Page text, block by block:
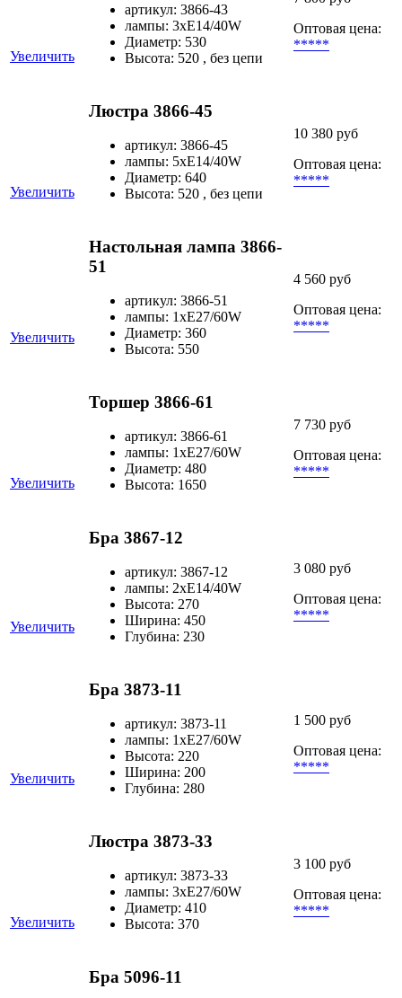
Увеличить
артикул: 3866-43
лампы: 3хЕ14/40W
Диаметр: 530
Высота: 520 , без цепи
Оптовая цена:
*****
Увеличить
Люстра 3866-45
артикул: 3866-45
лампы: 5хЕ14/40W
Диаметр: 640
Высота: 520 , без цепи
10 380 руб
Оптовая цена:
*****
Увеличить
Настольная лампа 3866-
51
артикул: 3866-51
лампы: 1хЕ27/60W
Диаметр: 360
Высота: 550
4 560 руб
Оптовая цена:
*****
Увеличить
Торшер 3866-61
артикул: 3866-61
лампы: 1хЕ27/60W
Диаметр: 480
Высота: 1650
7 730 руб
Оптовая цена:
*****
Увеличить
Бра 3867-12
артикул: 3867-12
лампы: 2хЕ14/40W
Высота: 270
Ширина: 450
Глубина: 230
3 080 руб
Оптовая цена:
*****
Увеличить
Бра 3873-11
артикул: 3873-11
лампы: 1хЕ27/60W
Высота: 220
Ширина: 200
Глубина: 280
1 500 руб
Оптовая цена:
*****
Увеличить
Люстра 3873-33
артикул: 3873-33
лампы: 3хЕ27/60W
Диаметр: 410
Высота: 370
3 100 руб
Оптовая цена:
*****
Бра 5096-11